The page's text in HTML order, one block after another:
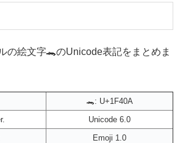
の絵文字🐊のUnicode表記をまとめま
🐊: U+1F40A
Unicode 6.0
Emoji 1.0